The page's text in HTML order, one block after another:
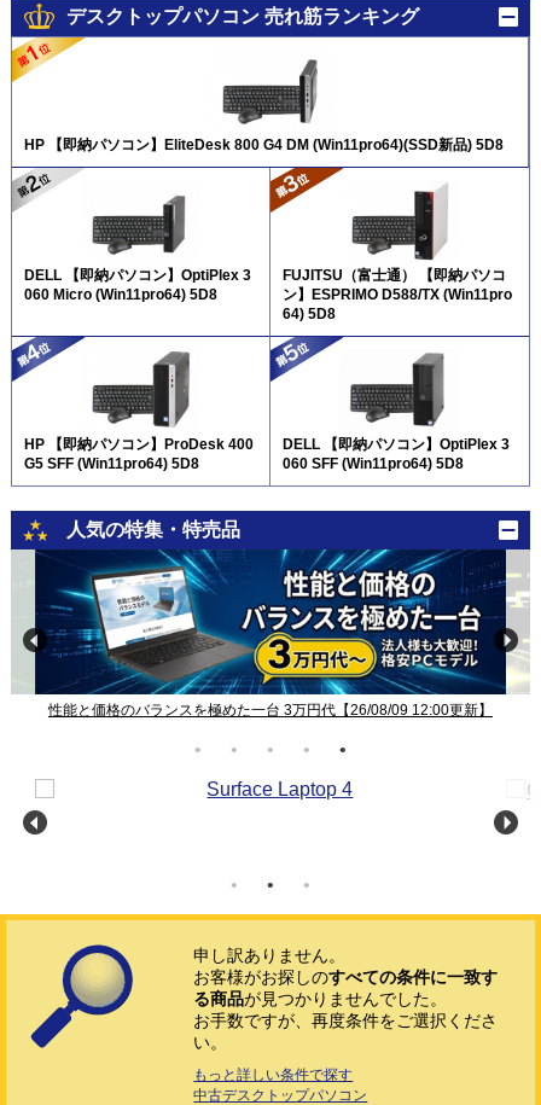
デスクトップパソコン 売れ筋ランキング
HP 【即納パソコン】EliteDesk 800 G4 DM (Win11pro64)(SSD新品) 5D8
DELL 【即納パソコン】OptiPlex 3
060 Micro (Win11pro64) 5D8
FUJITSU（富士通） 【即納パソコ
ン】ESPRIMO D588/TX (Win11pro
64) 5D8
HP 【即納パソコン】ProDesk 400
G5 SFF (Win11pro64) 5D8
DELL 【即納パソコン】OptiPlex 3
060 SFF (Win11pro64) 5D8
人気の特集・特売品
12:00更新】 中古パソコン 新着、再入荷、値下げ【26/08/09 12:00更新】
申し訳ありません。
お客様がお探しのすべての条件に一致す
る商品が見つかりませんでした。
お手数ですが、再度条件をご選択くださ
い。
もっと詳しい条件で探す
中古デスクトップパソコン